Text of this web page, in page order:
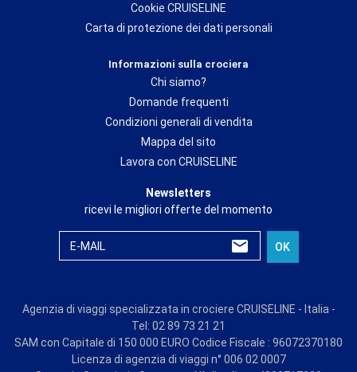
Cookie CRUISELINE
Carta di protezione dei dati personali
Informazioni sulla crociera
Chi siamo?
Domande frequenti
Condizioni generali di vendita
Mappa del sito
Lavora con CRUISELINE
Newsletters
ricevi le migliori offerte del momento
E-MAIL OK
Agenzia di viaggi specializzata in crociere CRUISELINE - Italia -
Tel: 02 89 73 21 21
SAM con Capitale di 150 000 EURO Codice Fiscale : 96072370180
Licenza di agenzia di viaggi n° 006 02 0007